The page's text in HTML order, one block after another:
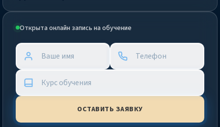
Открыта онлайн запись на обучение